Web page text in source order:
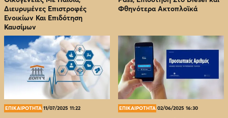
Διευρυμένες Επιστροφές
Ενοικίων Και Επιδότηση
Καυσίμων
Φθηνότερα Ακτοπλοϊκά
ΕΠΙΚΑΙΡΟΤΗΤΑ 11/07/2025 11:22 ΕΠΙΚΑΙΡΟΤΗΤΑ 02/06/2025 16:30